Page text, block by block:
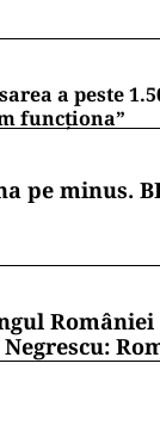
a peste
funcționa”
pe minus.